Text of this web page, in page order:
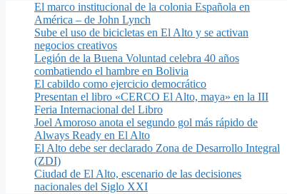
El marco institucional de la colonia Española en
América – de John Lynch
Sube el uso de bicicletas en El Alto y se activan
negocios creativos
Legión de la Buena Voluntad celebra 40 años
combatiendo el hambre en Bolivia
El cabildo como ejercicio democrático
Presentan el libro «CERCO El Alto, maya» en la III
Feria Internacional del Libro
Joel Amoroso anota el segundo gol más rápido de
Always Ready en El Alto
El Alto debe ser declarado Zona de Desarrollo Integral
(ZDI)
Ciudad de El Alto, escenario de las decisiones
nacionales del Siglo XXI